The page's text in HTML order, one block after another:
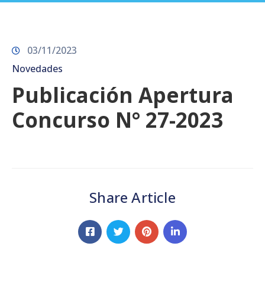
03/11/2023
Novedades
Publicación Apertura
Concurso N° 27-2023
Share Article